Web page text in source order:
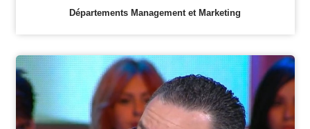
Départements Management et Marketing